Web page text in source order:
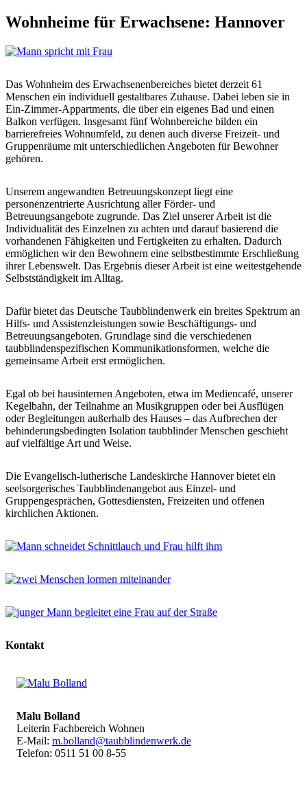
Wohnheime für Erwachsene: Hannover
Das Wohnheim des Erwachsenenbereiches bietet derzeit 61
Menschen ein individuell gestaltbares Zuhause. Dabei leben sie in
Ein-Zimmer-Appartments, die über ein eigenes Bad und einen
Balkon verfügen. Insgesamt fünf Wohnbereiche bilden ein
barrierefreies Wohnumfeld, zu denen auch diverse Freizeit- und
Gruppenräume mit unterschiedlichen Angeboten für Bewohner
gehören.
Unserem angewandten Betreuungskonzept liegt eine
personenzentrierte Ausrichtung aller Förder- und
Betreuungsangebote zugrunde. Das Ziel unserer Arbeit ist die
Individualität des Einzelnen zu achten und darauf basierend die
vorhandenen Fähigkeiten und Fertigkeiten zu erhalten. Dadurch
ermöglichen wir den Bewohnern eine selbstbestimmte Erschließung
ihrer Lebenswelt. Das Ergebnis dieser Arbeit ist eine weitestgehende
Selbstständigkeit im Alltag.
Dafür bietet das Deutsche Taubblindenwerk ein breites Spektrum an
Hilfs- und Assistenzleistungen sowie Beschäftigungs- und
Betreuungsangeboten. Grundlage sind die verschiedenen
taubblindenspezifischen Kommunikationsformen, welche die
gemeinsame Arbeit erst ermöglichen.
Egal ob bei hausinternen Angeboten, etwa im Mediencafé, unserer
Kegelbahn, der Teilnahme an Musikgruppen oder bei Ausflügen
oder Begleitungen außerhalb des Hauses – das Aufbrechen der
behinderungsbedingten Isolation taubblinder Menschen geschieht
auf vielfältige Art und Weise.
Die Evangelisch-lutherische Landeskirche Hannover bietet ein
seelsorgerisches Taubblindenangebot aus Einzel- und
Gruppengesprächen, Gottesdiensten, Freizeiten und offenen
kirchlichen Aktionen.
Kontakt
Malu Bolland
Leiterin Fachbereich Wohnen
E-Mail: m.bolland@taubblindenwerk.de
Telefon: 0511 51 00 8-55